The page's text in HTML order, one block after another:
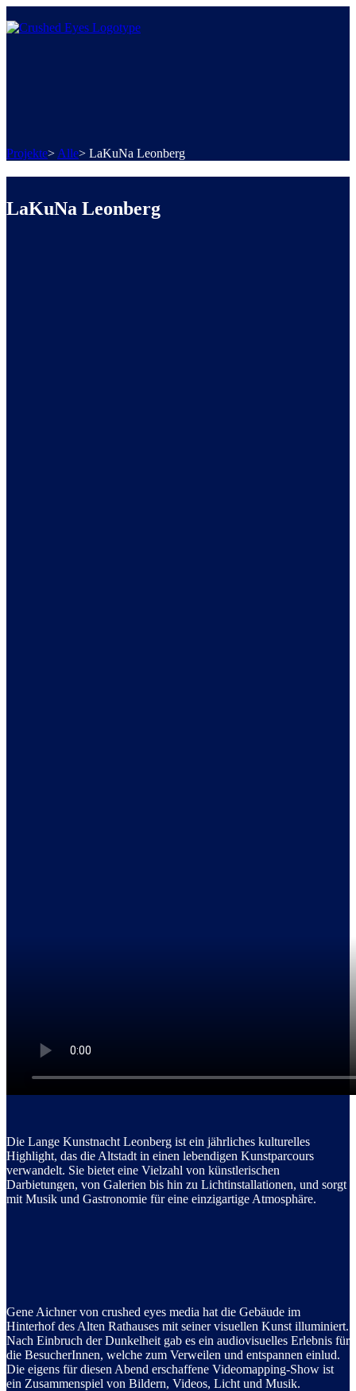
Projekte> Alle> LaKuNa Leonberg
LaKuNa Leonberg
Die Lange Kunstnacht Leonberg ist ein jährliches kulturelles
Highlight, das die Altstadt in einen lebendigen Kunstparcours
verwandelt. Sie bietet eine Vielzahl von künstlerischen
Darbietungen, von Galerien bis hin zu Lichtinstallationen, und sorgt
mit Musik und Gastronomie für eine einzigartige Atmosphäre.
Gene Aichner von crushed eyes media hat die Gebäude im
Hinterhof des Alten Rathauses mit seiner visuellen Kunst illuminiert.
Nach Einbruch der Dunkelheit gab es ein audiovisuelles Erlebnis für
die BesucherInnen, welche zum Verweilen und entspannen einlud.
Die eigens für diesen Abend erschaffene Videomapping-Show ist
ein Zusammenspiel von Bildern, Videos, Licht und Musik.